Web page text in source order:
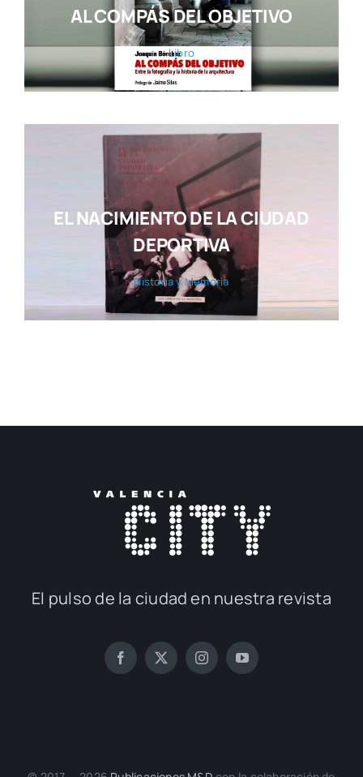
AL COMPÁS DEL OBJETIVO
Libro
EL NACIMIENTO DE LA CIUDAD
DEPORTIVA
His­to­ria y Memo­ria
El pul­so de la ciu­dad en nues­tra revis­ta